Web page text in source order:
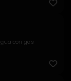
con gas